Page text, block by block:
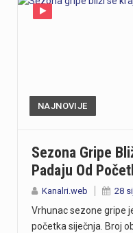
NAJNOVIJE
Sezona Gripe
Padaju Od
Kanalri.web 28
Vrhunac sezone gripe
početka siječnja. Broj